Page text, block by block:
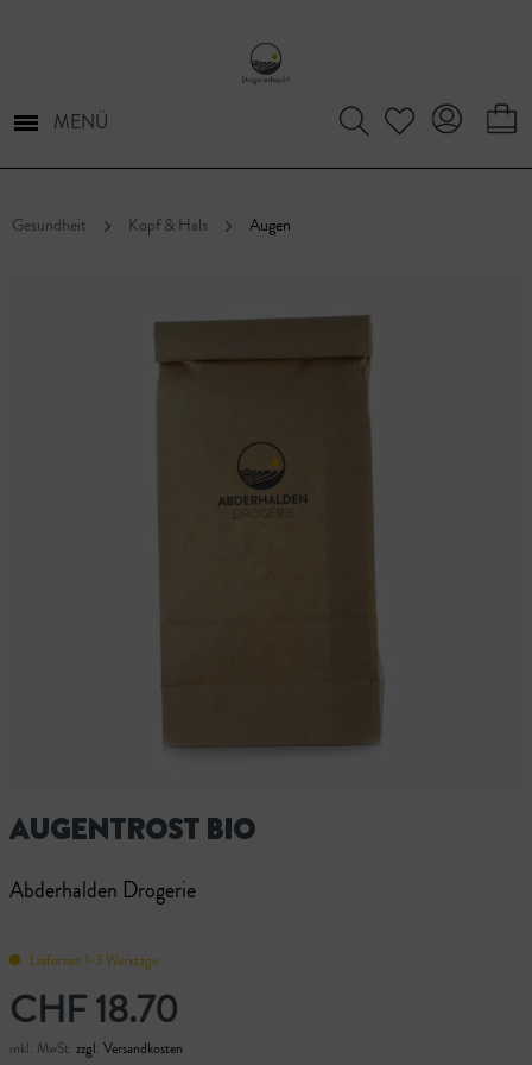
MENÜ
Gesundheit Kopf & Hals Augen
AUGENTROST BIO
Abderhalden Drogerie
Lieferzeit 1-3 Werktage
CHF 18.70
inkl. MwSt. zzgl. Versandkosten